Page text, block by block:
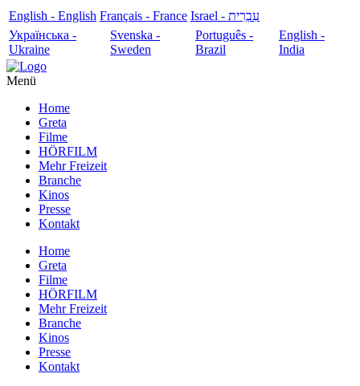
English - English Français - France
עִבְרִית - Israel
Українська -
Ukraine
Svenska -
Sweden
Português -
Brazil
English -
India
Menü
Home
Greta
Filme
HÖRFILM
Mehr Freizeit
Branche
Kinos
Presse
Kontakt
Home
Greta
Filme
HÖRFILM
Mehr Freizeit
Branche
Kinos
Presse
Kontakt